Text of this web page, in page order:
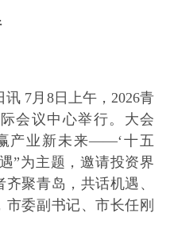
7月8日上午，2026青
会议中心举行。大会
产业新未来——‘十五
”为主题，邀请投资界
聚青岛，共话机遇、
委副书记、市长任刚